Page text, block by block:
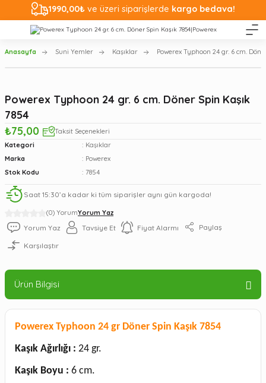
1990,00₺ ve üzeri siparişlerde kargo bedava!
Anasayfa Suni Yemler Kaşıklar Powerex Typhoon 24 gr. 6 cm.
(0) YorumYorum Yaz
Powerex Typhoon 24 gr. 6 cm. Döner Spin Kaşık
7854
₺75,00
Taksit Seçenekleri
Kategori
Kaşıklar
Marka
Powerex
Stok Kodu
7854
Saat 15:30’a kadar ki tüm siparişler aynı gün kargoda!
Yorum Yaz Tavsiye Et Fiyat Alarmı Paylaş
Karşılaştır
Ürün Bilgisi
Powerex Typhoon 24 gr Döner Spin Kaşık 7854
Kaşık Ağırlığı : 24 gr.
Kaşık Boyu : 6 cm.